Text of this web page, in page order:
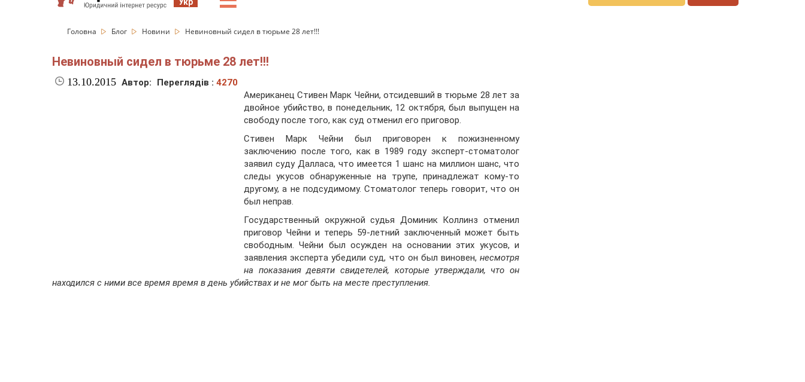
Головна Блог Новини Невиновный сидел в тюрьме 28 лет!!!
Невиновный сидел в тюрьме 28 лет!!!
13.10.2015 Автор: Переглядів : 4270
Американец Стивен Марк Чейни, отсидевший в тюрьме 28 лет за
двойное убийство, в понедельник, 12 октября, был выпущен на
свободу после того, как суд отменил его приговор.
Стивен Марк Чейни был приговорен к пожизненному
заключению после того, как в 1989 году эксперт-стоматолог
заявил суду Далласа, что имеется 1 шанс на миллион шанс, что
следы укусов обнаруженные на трупе, принадлежат кому-то
другому, а не подсудимому. Стоматолог теперь говорит, что он
был неправ.
Государственный окружной судья Доминик Коллинз отменил
приговор Чейни и теперь 59-летний заключенный может быть
свободным. Чейни был осужден на основании этих укусов, и
заявления эксперта убедили суд, что он был виновен, несмотря
на показания девяти свидетелей, которые утверждали, что он
находился с ними все время время в день убийствах и не мог быть на месте преступления.